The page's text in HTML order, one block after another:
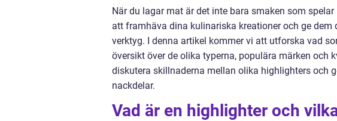
När du lagar mat är det inte bara smaken som
att framhäva dina kulinariska kreationer och ge
verktyg. I denna artikel kommer vi att utforska vad
översikt över de olika typerna, populära märken och
diskutera skillnaderna mellan olika highlighters och
nackdelar.
Vad är en highlighter och